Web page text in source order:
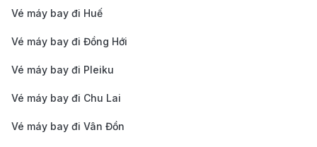
về hành lý xách tay và hành lý ký gửi của hãng
hàng không để tránh các khoản phí phát sinh
không mong muốn, đặc biệt khi bay với các hãng
cùng 190 Booking
Vé máy bay đi Huế
Vé máy bay đi Đồng Hới
Vé máy bay đi Pleiku
Vé máy bay đi Chu Lai
Vé máy bay đi Vân Đồn